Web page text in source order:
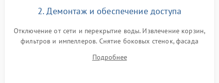
2. Демонтаж и обеспечение доступа
Отключение от сети и перекрытие воды. Извлечение корзин,
фильтров и импеллеров. Снятие боковых стенок, фасада
циркуляционному насосу, ТЭНу и сливной помпе.
Подробнее